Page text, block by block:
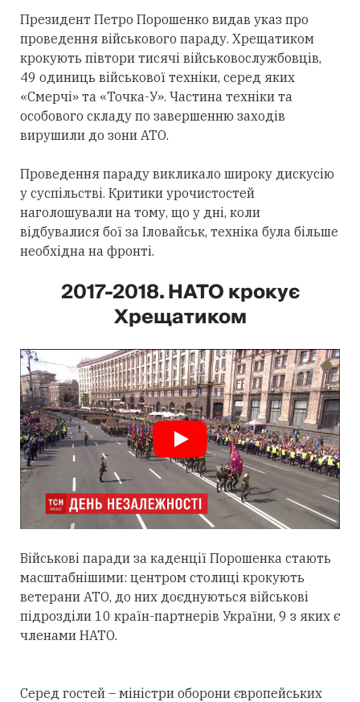
Президент Петро Порошенко видав указ про
проведення військового параду. Хрещатиком
крокують півтори тисячі військовослужбовців,
49 одиниць військової техніки, серед яких
«Смерчі» та «Точка-У». Частина техніки та
особового складу по завершенню заходів
вирушили до зони АТО.
Проведення параду викликало широку дискусію
у суспільстві. Критики урочистостей
наголошували на тому, що у дні, коли
відбувалися бої за Іловайськ, техніка була більше
необхідна на фронті.
2017-2018. НАТО крокує
Хрещатиком
Військові паради за каденції Порошенка стають
масштабнішими: центром столиці крокують
ветерани АТО, до них доєднуються військові
підрозділи 10 країн-партнерів України, 9 з яких є
членами НАТО.
Серед гостей – міністри оборони європейських